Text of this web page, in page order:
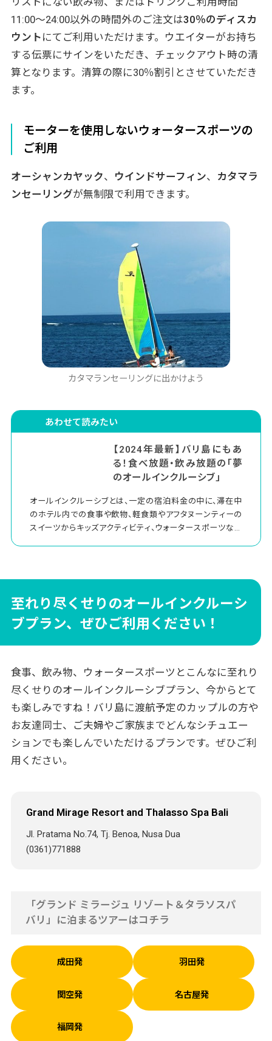
11:00～24:00以外の時間外のご注文は30％のディスカ
ウント にてご利用いただけます。ウエイターがお持ち
する伝票にサインをいただき、チェックアウト時の清
算となります。清算の際に30％割引とさせていただき
ます。
モーターを使用しないウォータースポーツの
ご利用
オーシャンカヤック、 ウインドサーフィン、
カタマラ
ンセーリングが無制限で利用できます。
カタマランセーリングに出かけよう
あわせて読みたい
【2024年最新】バリ島にもあ
る！食べ放題・飲み放題の「夢
のオールインクルーシブ」
オールインクルーシブとは、一定の宿泊料金の中に、滞在中
のホテル内での食事や飲物、軽食類やアフタヌーンティーの
スイーツからキッズアクティビティ、ウォータースポーツなど
ケージに含まれます。お財布を気にする必要もないので、スト
レスフリー、気ままにホテル滞在を楽しめます。こちらでは
オールインクルーシブ・パッケージのある3つのビーチフロン
トリゾートをご紹介します。
至れり尽くせりのオールインクルーシ
ブプラン、ぜひご利用ください！
食事、飲み物、ウォータースポーツとこんなに至れり
尽くせりのオールインクルーシブプラン、今からとて
も楽しみですね！バリ島に渡航予定のカップルの方や
お友達同士、ご夫婦やご家族までどんなシチュエー
ションでも楽しんでいただけるプランです。ぜひご利
用ください。
Grand Mirage Resort and Thalasso Spa Bali
Jl. Pratama No.74, Tj. Benoa, Nusa Dua
(0361)771888
「グランド ミラージュ リゾート＆タラソスパ
バリ」に泊まるツアーはコチラ
成田発 羽田発
関空発 名古屋発
福岡発